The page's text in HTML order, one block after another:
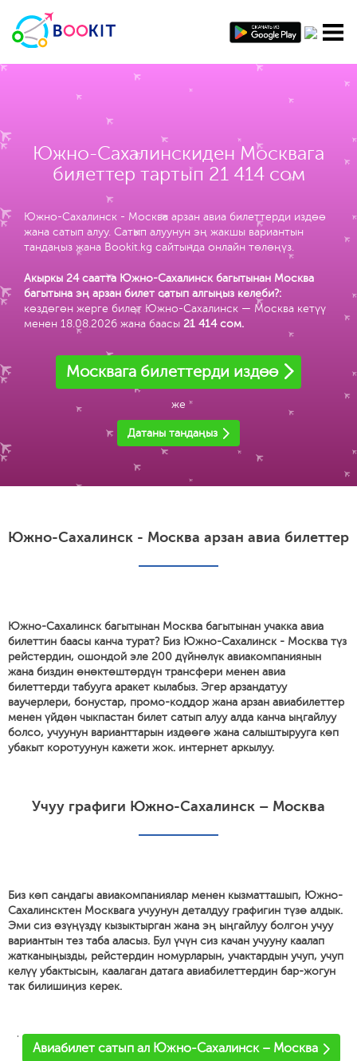
Южно-Сахалинскиден Москвага
билеттер тартып 21 414 сом
Южно-Сахалинск - Москва арзан авиа билеттерди издөө
жана сатып алуу. Сатып алуунун эң жакшы вариантын
тандаңыз жана Bookit.kg сайтында онлайн төлөңүз.
Акыркы 24 саатта Южно-Сахалинск багытынан Москва
багытына эң арзан билет сатып алгыңыз келеби?:
көздөгөн жерге билет Южно-Сахалинск — Москва кетүү
менен 18.08.2026 жана баасы 21 414 сом.
Москвага билеттерди издөө
же
Датаны тандаңыз
Южно-Сахалинск - Москва арзан авиа билеттер
Южно-Сахалинск багытынан Москва багытынан учакка авиа
билеттин баасы канча турат? Биз Южно-Сахалинск - Москва түз
рейстердин, ошондой эле 200 дүйнөлүк авиакомпаниянын
жана биздин өнөктөштөрдүн трансфери менен авиа
билеттерди табууга аракет кылабыз. Эгер арзандатуу
ваучерлери, бонустар, промо-коддор жана арзан авиабилеттер
менен үйдөн чыкпастан билет сатып алуу алда канча ыңгайлуу
болсо, учуунун варианттарын издөөгө жана салыштырууга көп
убакыт коротуунун кажети жок. интернет аркылуу.
Учуу графиги Южно-Сахалинск – Москва
Биз көп сандагы авиакомпаниялар менен кызматташып, Южно-
Сахалинсктен Москвага учуунун деталдуу графигин түзө алдык.
Эми сиз өзүңүздү кызыктырган жана эң ыңгайлуу болгон учуу
вариантын тез таба аласыз. Бул үчүн сиз качан учууну каалап
жатканыңызды, рейстердин номурларын, учактардын учуп, учуп
келүү убактысын, каалаган датага авиабилеттердин бар-жогун
так билишиңиз керек.
'
Авиабилет сатып ал Южно-Сахалинск – Москва